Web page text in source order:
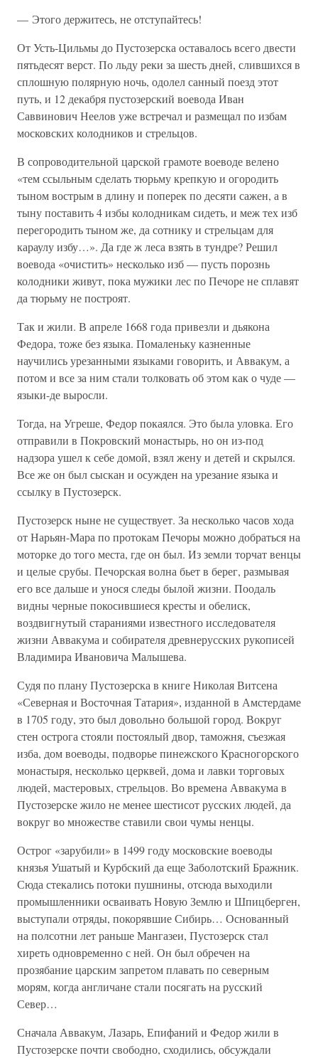
— Этого держитесь, не отступайтесь!
От Усть-Цильмы до Пустозерска оставалось всего двести
пятьдесят верст. По льду реки за шесть дней, слившихся в
сплошную полярную ночь, одолел санный поезд этот
путь, и 12 декабря пустозерский воевода Иван
Саввинович Неелов уже встречал и размещал по избам
московских колодников и стрельцов.
В сопроводительной царской грамоте воеводе велено
«тем ссыльным сделать тюрьму крепкую и огородить
тыном вострым в длину и поперек по десяти сажен, а в
тыну поставить 4 избы колодникам сидеть, и меж тех изб
перегородить тыном же, да сотнику и стрельцам для
караулу избу…». Да где ж леса взять в тундре? Решил
воевода «очистить» несколько изб — пусть порознь
колодники живут, пока мужики лес по Печоре не сплавят
да тюрьму не построят.
Так и жили. В апреле 1668 года привезли и дьякона
Федора, тоже без языка. Помаленьку казненные
научились урезанными языками говорить, и Аввакум, а
потом и все за ним стали толковать об этом как о чуде —
языки-де выросли.
Тогда, на Угреше, Федор покаялся. Это была уловка. Его
отправили в Покровский монастырь, но он из-под
надзора ушел к себе домой, взял жену и детей и скрылся.
Все же он был сыскан и осужден на урезание языка и
ссылку в Пустозерск.
Пустозерск ныне не существует. За несколько часов хода
от Нарьян-Мара по протокам Печоры можно добраться на
моторке до того места, где он был. Из земли торчат венцы
и целые срубы. Печорская волна бьет в берег, размывая
его все дальше и унося следы былой жизни. Поодаль
видны черные покосившиеся кресты и обелиск,
воздвигнутый стараниями известного исследователя
жизни Аввакума и собирателя древнерусских рукописей
Владимира Ивановича Малышева.
Судя по плану Пустозерска в книге Николая Витсена
«Северная и Восточная Татария», изданной в Амстердаме
в 1705 году, это был довольно большой город. Вокруг
стен острога стояли постоялый двор, таможня, съезжая
изба, дом воеводы, подворье пинежского Красногорского
монастыря, несколько церквей, дома и лавки торговых
людей, мастеровых, стрельцов. Во времена Аввакума в
Пустозерске жило не менее шестисот русских людей, да
вокруг во множестве ставили свои чумы ненцы.
Острог «зарубили» в 1499 году московские воеводы
князья Ушатый и Курбский да еще Заболотский Бражник.
Сюда стекались потоки пушнины, отсюда выходили
промышленники осваивать Новую Землю и Шпицберген,
выступали отряды, покорявшие Сибирь… Основанный
на полсотни лет раньше Мангазеи, Пустозерск стал
хиреть одновременно с ней. Он был обречен на
прозябание царским запретом плавать по северным
морям, когда англичане стали посягать на русский
Север…
Сначала Аввакум, Лазарь, Епифаний и Федор жили в
Пустозерске почти свободно, сходились, обсуждали